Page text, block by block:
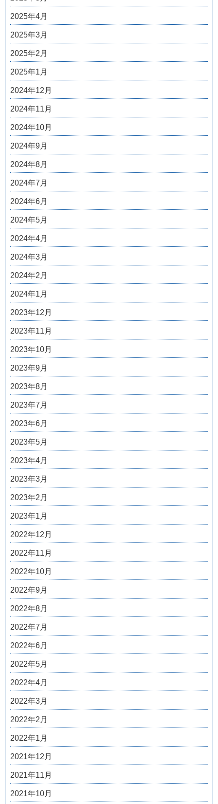
2025年4月
2025年3月
2025年2月
2025年1月
2024年12月
2024年11月
2024年10月
2024年9月
2024年8月
2024年7月
2024年6月
2024年5月
2024年4月
2024年3月
2024年2月
2024年1月
2023年12月
2023年11月
2023年10月
2023年9月
2023年8月
2023年7月
2023年6月
2023年5月
2023年4月
2023年3月
2023年2月
2023年1月
2022年12月
2022年11月
2022年10月
2022年9月
2022年8月
2022年7月
2022年6月
2022年5月
2022年4月
2022年3月
2022年2月
2022年1月
2021年12月
2021年11月
2021年10月